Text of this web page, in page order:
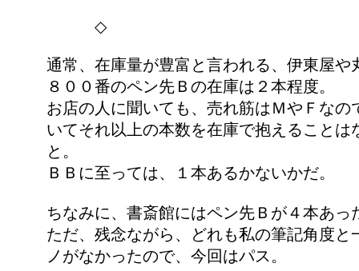
◇
通常、在庫量が豊富と言われる、伊東屋や
８００番のペン先Ｂの在庫は２本程度。
お店の人に聞いても、売れ筋はＭやＦなの
いてそれ以上の本数を在庫で抱えることは
と。
ＢＢに至っては、１本あるかないかだ。
ちなみに、書斎館にはペン先Ｂが４本あっ
ただ、残念ながら、どれも私の筆記角度と
ノがなかったので、今回はパス。